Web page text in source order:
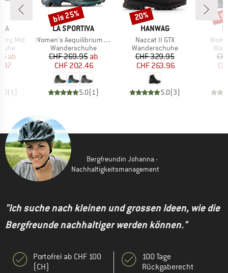
Mid
Preis
ab
( 1)
MARKE
LA SPORTIVA
Artikel
Women's Aequilibrium Hike GTX
Produktgruppe
Wanderschuhe
Preis
CHF 269.95reduzierter Preis
ab
CHF 202.46
5.0( 1)
Rabatt
bis 25%
MARKE
HANWAG
Artikel
Nazcat II GTX
Produktgruppe
Wanderschuhe
Preis
CHF 329.95reduzierter Preis
CHF 263.96
5.0(3)
Rabatt
20%
Artikel
Bergfreundin Johanna -
Nachhaltigkeitsmanagement
"Ich suche nach kleinen und grossen Ideen, wie die
Bergfreunde nachhaltiger werden können."
Portofrei ab CHF 100
(CH)
100 Tage
Rückgaberecht